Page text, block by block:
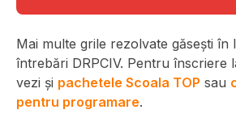
Mai multe grile rezolvate găsești în
întrebări DRPCIV. Pentru înscriere
vezi și pachetele Scoala TOP sau
pentru programare.